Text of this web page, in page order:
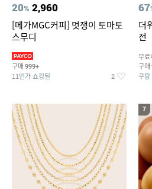
20% 2,960
[메가MGC커피] 멋쟁이 토마토
스무디
구매 999+
11번가 쇼킹딜 2
67
더
전
무료
구매
쿠팡
7